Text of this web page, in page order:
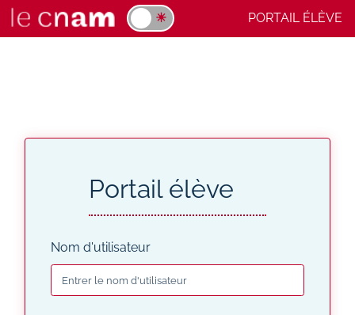
PORTAIL ÉLÈVE
★ ☀
Portail élève
Nom d'utilisateur